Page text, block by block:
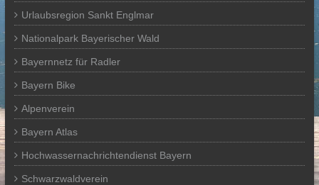
Urlaubsregion Sankt Englmar
Nationalpark Bayerischer Wald
Bayernnetz für Radler
Bayern Bike
Alpenverein
Bayern Atlas
Hochwassernachrichtendienst Bayern
Schwarzwaldverein